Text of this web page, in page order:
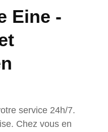
Eine -
service 24h/7.
Chez vous en